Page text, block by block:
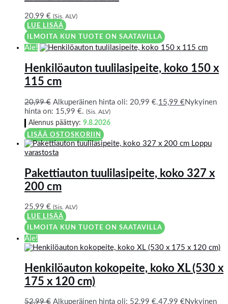
20,99 € (Sis. ALV)
LUE LISÄÄ
ILMOITA KUN TUOTE ON SAATAVILLA
Ale!
Henkilöauton tuulilasipeite, koko 150 x
115 cm
20,99€ Alkuperäinen hinta oli: 20,99 €.15,99 €Nykyinen
hinta on: 15,99 €. (Sis. ALV)
Alennus päättyy: 9.8.2026
LISÄÄ OSTOSKORIIN
Loppu
varastosta
Pakettiauton tuulilasipeite, koko 327 x
200 cm
25,99 € (Sis. ALV)
LUE LISÄÄ
ILMOITA KUN TUOTE ON SAATAVILLA
Ale!
Henkilöauton kokopeite, koko XL (530 x
175 x 120 cm)
52,99€ Alkuperäinen hinta oli: 52,99 €.47,99 €Nykyinen